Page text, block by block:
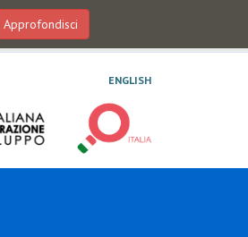
Approfondisci
ENGLISH